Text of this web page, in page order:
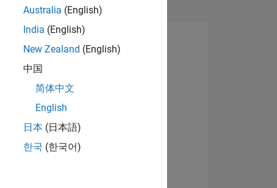
Australia (English)
India (English)
New Zealand (English)
中国
简体中文
English
日本 (日本語)
한국 (한국어)